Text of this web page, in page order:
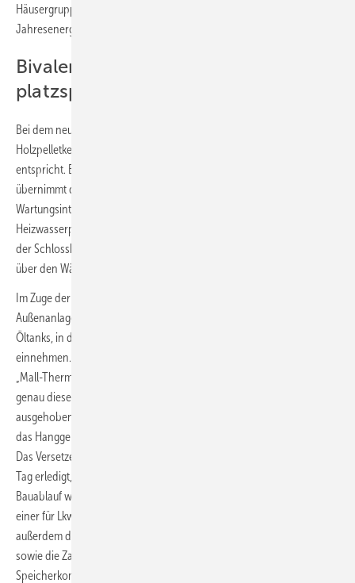
Häusergruppe ausgetauscht wurde. Der Rechenwert für die
Jahresenergie liegt bei 216.000 kWh.
Bivalentes Heizsystem,
platzsparendes Brennstofflager
Bei dem neu realisierten, bivalenten Heizungskonzept deckt ein
Holzpelletkessel mit 100 kW die Grundlast ab, was 80 % der Heizlast
entspricht. Eine Gas-Brennwerttherme mit 100 kW Heizleistung
übernimmt die Spitzenlast und deckt Notfälle sowie Ausfälle und
Wartungsintervalle des Pelletkessels ab. Beide Kessel sowie ein
Heizwasserpufferspeicher-Volumen von 2 x 1.500 l stehen im Keller
der Schlossberghalle. Die Trinkwassererwärmung erfolgt nach Bedarf
über den Wärmeübertrager eines Frischwassermoduls.
Im Zuge der Renovierungsarbeiten und der Neugestaltung der
Außenanlagen sollte der Pelletspeicher den Platz des ausgedienten
Öltanks, in der Erde unter dem Stellplatz des Seiteneingangs,
einnehmen. Füllmenge und Abmessungen des neuen Ovalbehälters
„Mall-ThermoPel 30000“ (Füllvolumen: 30 m³ bzw. 19,5 t) entsprachen
genau diesen Erfordernissen, sodass keine weitere Baugrube
ausgehoben werden musste – ein großer Kostenvorteil mit Blick auf
das Hanggelände innerhalb des bestehenden Baugebiets in Kappel.
Das Versetzen und die Montage der Betonfertigteile waren in einem
Tag erledigt, sodass im Gegensatz zu einer Lösung in Ortbeton für den
Bauablauf wertvolle Zeit gespart wurde. Mit reduziertem Gewicht und
einer für Lkw-Transporte verbesserten Geometrie verringern sich
außerdem der Aufwand von Material und Energie bei der Herstellung
sowie die Zahl der Fahrten bei der Lieferung der
Speicherkomponenten. Das senkt nochmals die Kosten.